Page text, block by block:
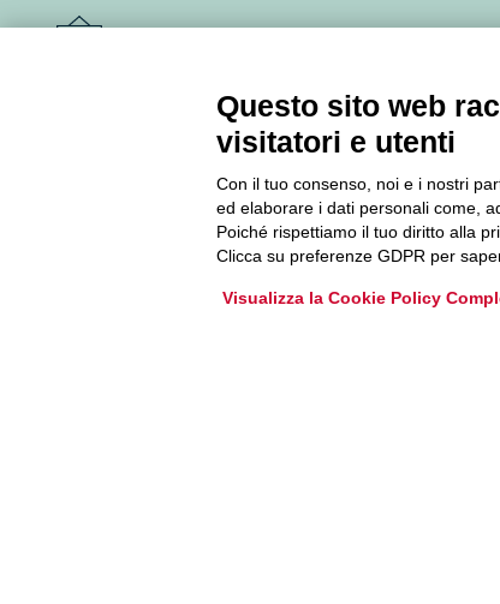
Accedi o iscriviti alla nostra Newsletter Legacoop
Informazioni per restare sempre aggiornati sul
Archivio Newsletter
Questo sito web
visitatori e utenti
Con il tuo consenso, noi e i nostri
ed elaborare i dati personali come,
Poiché rispettiamo il tuo diritto alla
Clicca su preferenze GDPR per
Visualizza la Cookie Policy